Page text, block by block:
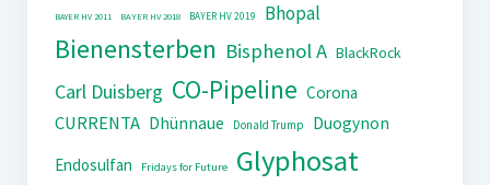
BAYER HV 2011 BAYER HV 2018 BAYER HV 2019 Bhopal
Bienensterben Bisphenol A BlackRock
Carl Duisberg CO-Pipeline Corona
CURRENTA Dhünnaue Donald Trump
Duogynon
Endosulfan
Fridays for Future Glyphosat